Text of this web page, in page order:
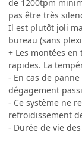
de 1200tpm
pas être très
Il est plutôt joli
bureau (sans
+ Les montées
rapides. La
- En cas de
dégagement
- Ce système ne
refroidissement
- Durée de vie